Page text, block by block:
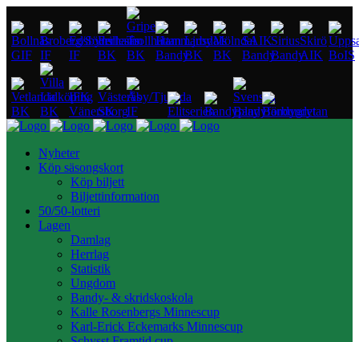
Nyheter
Köp säsongskort
Köp biljett
Biljettinformation
50/50-lotteri
Lagen
Damlag
Herrlag
Statistik
Ungdom
Bandy- & skridskoskola
Kalle Rosenbergs Minnescup
Karl-Erick Eckemarks Minnescup